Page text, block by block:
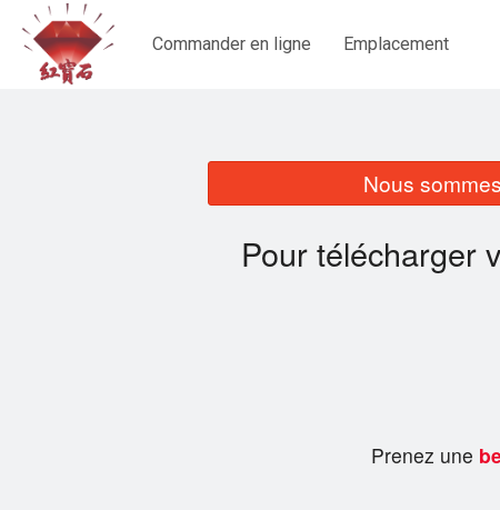
Commander en ligne Emplacement
Nous
Pour télécharger
Prenez une